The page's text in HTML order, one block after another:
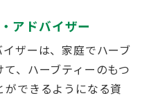
アドバイザー
ザーは、家庭でハーブ
、ハーブティーのもつ
できるようになる資